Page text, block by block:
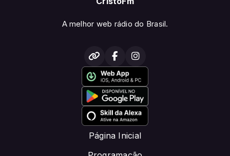
A melhor web rádio do Brasil.
Página Inicial